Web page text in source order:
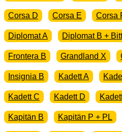
Corsa D Corsa E Corsa
Diplomat A Diplomat B +
Frontera B Grandland X
Insignia B Kadett A
Kadett C Kadett D
Kapitän B Kapitän P + PL